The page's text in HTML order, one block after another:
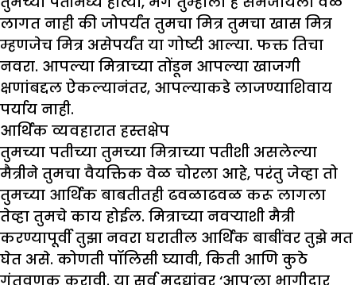
लागत नाही की जोपर्यंत तुमचा मित्र तुमचा खास मित्र
म्हणजेच मित्र असेपर्यंत या गोष्टी आल्या. फक्त तिचा
नवरा. आपल्या मित्राच्या तोंडून आपल्या खाजगी
क्षणांबद्दल ऐकल्यानंतर, आपल्याकडे लाजण्याशिवाय
पर्याय नाही.
आर्थिक व्यवहारात हस्तक्षेप
तुमच्या पतीच्या तुमच्या मित्राच्या पतीशी असलेल्या
मैत्रीने तुमचा वैयक्तिक वेळ चोरला आहे, परंतु जेव्हा तो
तुमच्या आर्थिक बाबतीतही ढवळाढवळ करू लागला
तेव्हा तुमचे काय होईल. मित्राच्या नवऱ्याशी मैत्री
करण्यापूर्वी तुझा नवरा घरातील आर्थिक बाबींवर तुझे मत
घेत असे. कोणती पॉलिसी घ्यावी, किती आणि कुठे
गुंतवणूक करावी. या सर्व मुद्द्यांवर ‘आप’ला भागीदार